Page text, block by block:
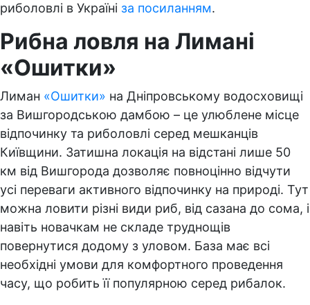
риболовлі в Україні за посиланням.
Рибна ловля на Лимані
«Ошитки»
Лиман «Ошитки» на Дніпровському водосховищі
за Вишгородською дамбою – це улюблене місце
відпочинку та риболовлі серед мешканців
Київщини. Затишна локація на відстані лише 50
км від Вишгорода дозволяє повноцінно відчути
усі переваги активного відпочинку на природі. Тут
можна ловити різні види риб, від сазана до сома, і
навіть новачкам не складе труднощів
повернутися додому з уловом. База має всі
необхідні умови для комфортного проведення
часу, що робить її популярною серед рибалок.